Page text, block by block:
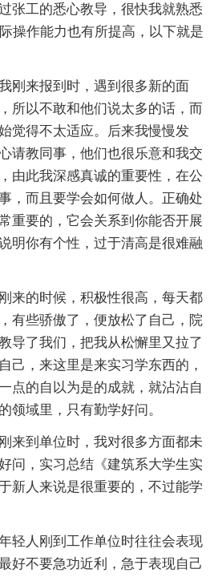
张工的悉心教导，很快我就熟悉
操作能力也有所提高，以下就是
刚来报到时，遇到很多新的面
所以不敢和他们说太多的话，而
觉得不太适应。后来我慢慢发
请教同事，他们也很乐意和我交
由此我深感真诚的重要性，在公
，而且要学会如何做人。正确处
重要的，它会关系到你能否开展
明你有个性，过于清高是很难融
来的时候，积极性很高，每天都
有些骄傲了，便放松了自己，院
导了我们，把我从松懈里又拉了
己，来这里是来实习学东西的，
点的自以为是的成就，就沾沾自
领域里，只有勤学好问。
来到单位时，我对很多方面都未
问，实习总结《建筑系大学生实
新人来说是很重要的，不过能学
轻人刚到工作单位时往往会表现
好不要急功近利，急于表现自己